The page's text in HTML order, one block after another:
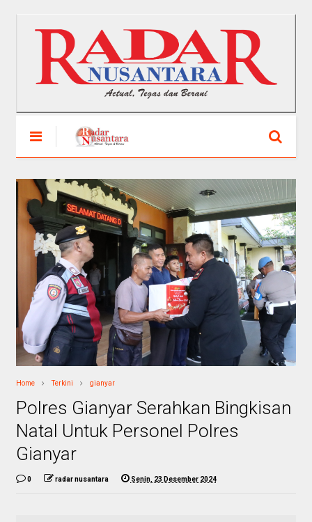
Home Terkini gianyar
Polres Gianyar Serahkan Bingkisan
Natal Untuk Personel Polres
Gianyar
0 radar nusantara Senin, 23 Desember 2024